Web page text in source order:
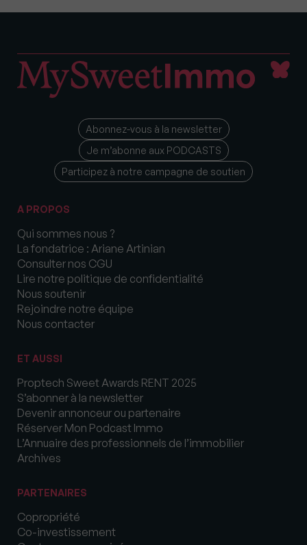
Abonnez-vous à la newsletter
Je m’abonne aux PODCASTS
Participez à notre campagne de soutien
A PROPOS
Qui sommes nous ?
La fondatrice : Ariane Artinian
Consulter nos CGU
Lire notre politique de confidentialité
Nous soutenir
Rejoindre notre équipe
Nous contacter
ET AUSSI
Proptech Sweet Awards RENT 2025
S’abonner à la newsletter
Devenir annonceur ou partenaire
Réserver Mon Podcast Immo
L’Annuaire des professionnels de l’immobilier
Archives
PARTENAIRES
Copropriété
Co-investissement